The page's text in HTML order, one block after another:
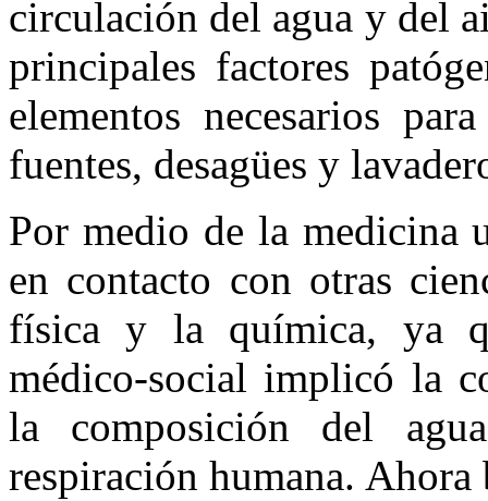
circulación del agua y del
principales factores
elementos necesarios
fuentes, desagües y
Por medio de la medicina
en contacto con otras
física y la química, ya
médico-social implicó la
la composición del
respiración humana. Ahora